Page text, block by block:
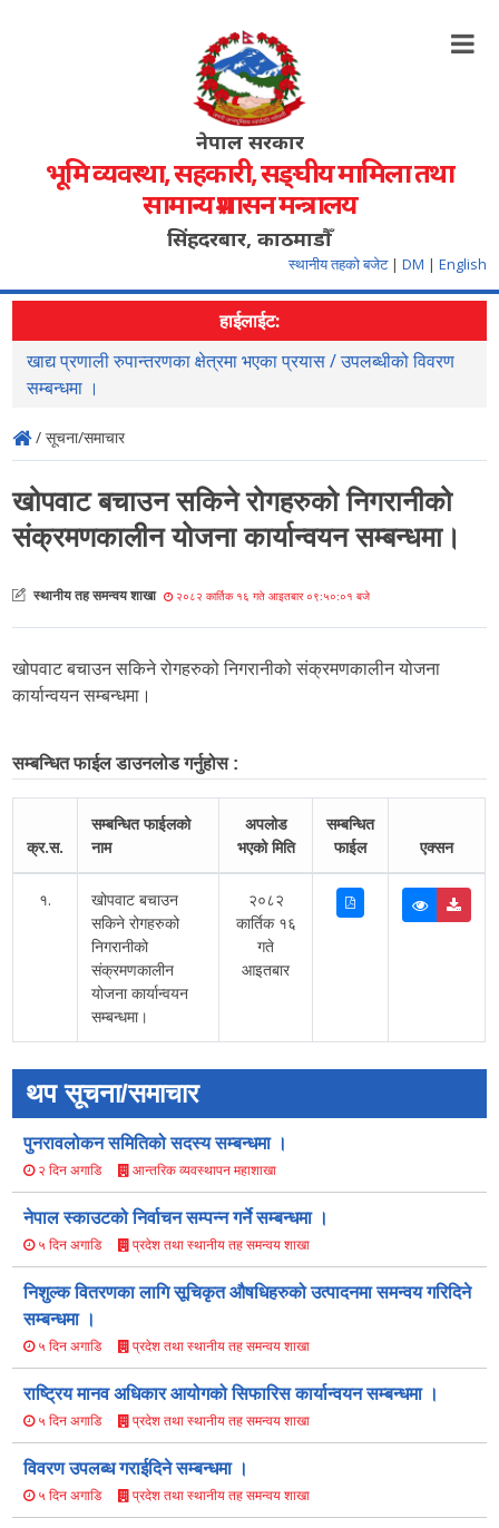
नेपाल सरकार
भूमि व्यवस्था, सहकारी, सङ्‍घीय मामिला तथा
सामान्य प्रशासन मन्त्रालय
सिंहदरबार, काठमाडौँ
स्थानीय तहको बजेट | DM | English
हाईलाईट:
खाद्य प्रणाली रुपान्तरणका क्षेत्रमा भएका प्रयास / उपलब्धीको विवरण
सम्बन्धमा ।
/ सूचना/समाचार
खोपवाट बचाउन सकिने रोगहरुको निगरानीको
संक्रमणकालीन योजना कार्यान्वयन सम्बन्धमा।
स्थानीय तह समन्वय शाखा २०८२ कार्तिक १६ गते आइतबार ०९:५०:०१ बजे
खोपवाट बचाउन सकिने रोगहरुको निगरानीको संक्रमणकालीन योजना
कार्यान्वयन सम्बन्धमा।
सम्बन्धित फाईल डाउनलोड गर्नुहोस :
क्र.स.
सम्बन्धित फाईलको
नाम
अपलोड
भएको मिति
सम्बन्धित
फाईल
एक्सन
१.
खोपवाट बचाउन
सकिने रोगहरुको
निगरानीको
संक्रमणकालीन
योजना कार्यान्वयन
सम्बन्धमा।
२०८२
कार्तिक १६
गते
आइतबार
थप सूचना/समाचार
पुनरावलोकन समितिको सदस्य सम्बन्धमा ।
२ दिन अगाडि आन्तरिक व्यवस्थापन महाशाखा
नेपाल स्काउटको निर्वाचन सम्पन्न गर्ने सम्बन्धमा ।
५ दिन अगाडि प्रदेश तथा स्थानीय तह समन्वय शाखा
निशुल्क वितरणका लागि सूचिकृत औषधिहरुको उत्पादनमा समन्वय गरिदिने
सम्बन्धमा ।
५ दिन अगाडि प्रदेश तथा स्थानीय तह समन्वय शाखा
राष्ट्रिय मानव अधिकार आयोगको सिफारिस कार्यान्वयन सम्बन्धमा ।
५ दिन अगाडि प्रदेश तथा स्थानीय तह समन्वय शाखा
विवरण उपलब्ध गराईदिने सम्बन्धमा ।
५ दिन अगाडि प्रदेश तथा स्थानीय तह समन्वय शाखा